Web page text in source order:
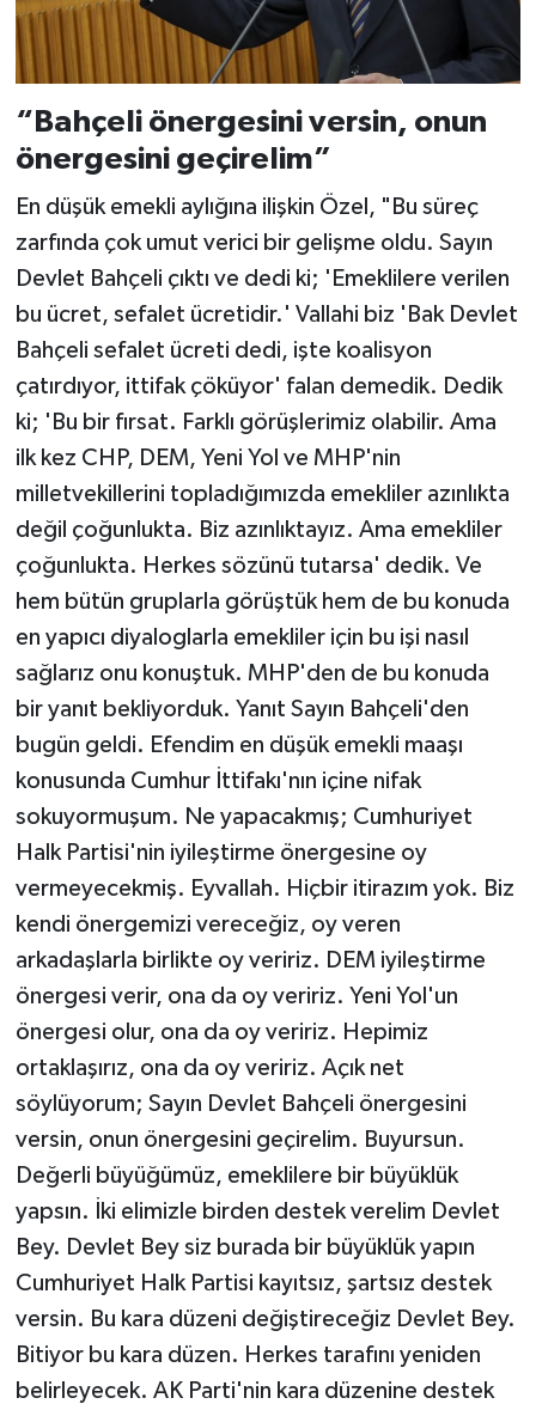
“Bahçeli önergesini versin, onun
önergesini geçirelim”
En düşük emekli aylığına ilişkin Özel, "Bu süreç
zarfında çok umut verici bir gelişme oldu. Sayın
Devlet Bahçeli çıktı ve dedi ki; 'Emeklilere verilen
bu ücret, sefalet ücretidir.' Vallahi biz 'Bak Devlet
Bahçeli sefalet ücreti dedi, işte koalisyon
çatırdıyor, ittifak çöküyor' falan demedik. Dedik
ki; 'Bu bir fırsat. Farklı görüşlerimiz olabilir. Ama
ilk kez CHP, DEM, Yeni Yol ve MHP'nin
milletvekillerini topladığımızda emekliler azınlıkta
değil çoğunlukta. Biz azınlıktayız. Ama emekliler
çoğunlukta. Herkes sözünü tutarsa' dedik. Ve
hem bütün gruplarla görüştük hem de bu konuda
en yapıcı diyaloglarla emekliler için bu işi nasıl
sağlarız onu konuştuk. MHP'den de bu konuda
bir yanıt bekliyorduk. Yanıt Sayın Bahçeli'den
bugün geldi. Efendim en düşük emekli maaşı
konusunda Cumhur İttifakı'nın içine nifak
sokuyormuşum. Ne yapacakmış; Cumhuriyet
Halk Partisi'nin iyileştirme önergesine oy
vermeyecekmiş. Eyvallah. Hiçbir itirazım yok. Biz
kendi önergemizi vereceğiz, oy veren
arkadaşlarla birlikte oy veririz. DEM iyileştirme
önergesi verir, ona da oy veririz. Yeni Yol'un
önergesi olur, ona da oy veririz. Hepimiz
ortaklaşırız, ona da oy veririz. Açık net
söylüyorum; Sayın Devlet Bahçeli önergesini
versin, onun önergesini geçirelim. Buyursun.
Değerli büyüğümüz, emeklilere bir büyüklük
yapsın. İki elimizle birden destek verelim Devlet
Bey. Devlet Bey siz burada bir büyüklük yapın
Cumhuriyet Halk Partisi kayıtsız, şartsız destek
versin. Bu kara düzeni değiştireceğiz Devlet Bey.
Bitiyor bu kara düzen. Herkes tarafını yeniden
belirleyecek. AK Parti'nin kara düzenine destek